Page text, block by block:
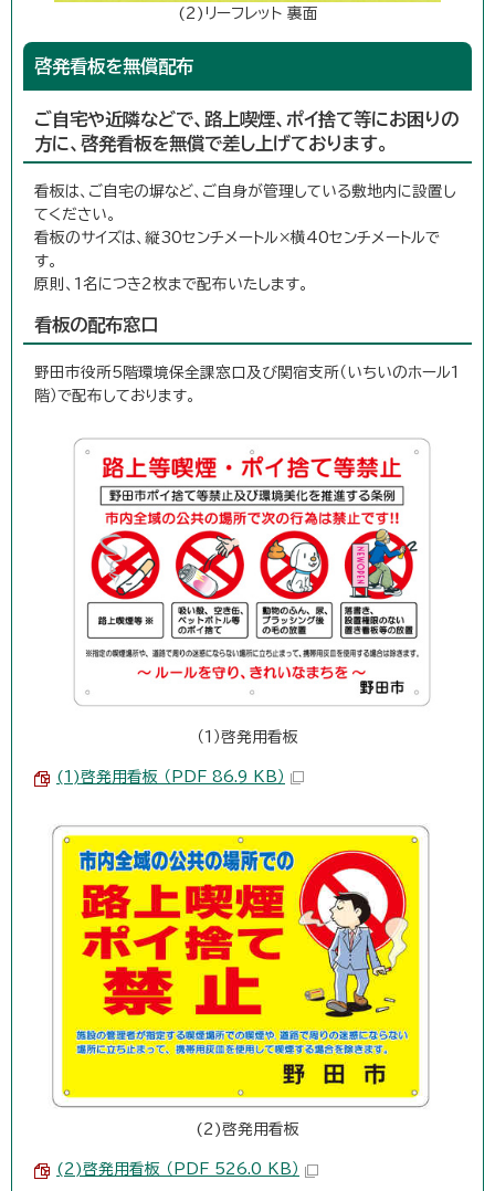
(2)リーフレット 裏面
啓発看板を無償配布
ご自宅や近隣などで、路上喫煙、ポイ捨て等にお困りの
方に、啓発看板を無償で差し上げております。
看板は、ご自宅の塀など、ご自身が管理している敷地内に設置し
てください。
看板のサイズは、縦30センチメートル×横40センチメートルで
す。
原則、1名につき2枚まで配布いたします。
看板の配布窓口
野田市役所5階環境保全課窓口及び関宿支所（いちいのホール1
階）で配布しております。
（1）啓発用看板
(1)啓発用看板 （PDF 86.9 KB）
(2)啓発用看板
(2)啓発用看板 （PDF 526.0 KB）